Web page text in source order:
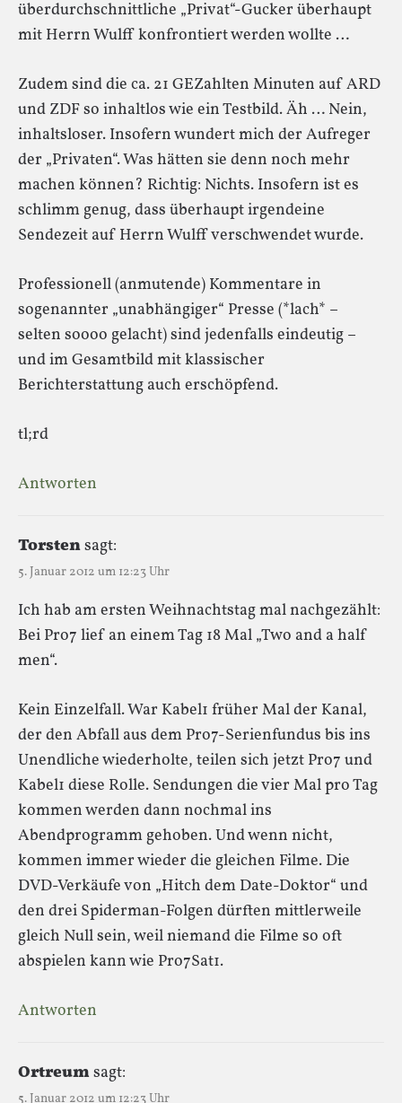
überdurchschnittliche „Privat“-Gucker überhaupt
mit Herrn Wulff konfrontiert werden wollte …
Zudem sind die ca. 21 GEZahlten Minuten auf ARD
und ZDF so inhaltlos wie ein Testbild. Äh … Nein,
inhaltsloser. Insofern wundert mich der Aufreger
der „Privaten“. Was hätten sie denn noch mehr
machen können? Richtig: Nichts. Insofern ist es
schlimm genug, dass überhaupt irgendeine
Sendezeit auf Herrn Wulff verschwendet wurde.
Professionell (anmutende) Kommentare in
sogenannter „unabhängiger“ Presse (*lach* –
selten soooo gelacht) sind jedenfalls eindeutig –
und im Gesamtbild mit klassischer
Berichterstattung auch erschöpfend.
tl;rd
Antworten
Torstensagt:
5. Januar 2012 um 12:23 Uhr
Ich hab am ersten Weihnachtstag mal nachgezählt:
Bei Pro7 lief an einem Tag 18 Mal „Two and a half
men“.
Kein Einzelfall. War Kabel1 früher Mal der Kanal,
der den Abfall aus dem Pro7-Serienfundus bis ins
Unendliche wiederholte, teilen sich jetzt Pro7 und
Kabel1 diese Rolle. Sendungen die vier Mal pro Tag
kommen werden dann nochmal ins
Abendprogramm gehoben. Und wenn nicht,
kommen immer wieder die gleichen Filme. Die
DVD-Verkäufe von „Hitch dem Date-Doktor“ und
den drei Spiderman-Folgen dürften mittlerweile
gleich Null sein, weil niemand die Filme so oft
abspielen kann wie Pro7Sat1.
Antworten
Ortreumsagt:
5. Januar 2012 um 12:23 Uhr